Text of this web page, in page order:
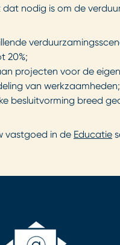
nodig is om de
20%;
projecten voor de
van werkzaamheden;
besluitvorming breed
vastgoed in de Educatie